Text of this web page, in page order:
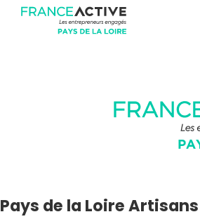
Pays de la Loire